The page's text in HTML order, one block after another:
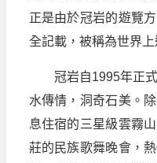
正是由於冠岩的遊覽
全記載，被稱為世界
冠岩自1995年正
水傳情，洞奇石美。
息住宿的三星級雲霧
莊的民族歌舞晚會，